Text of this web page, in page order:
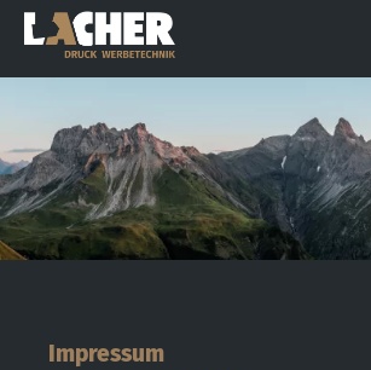
Leistungen
Referenzen
Kontakt
Tel.+49 171 747 42 99
Impressum